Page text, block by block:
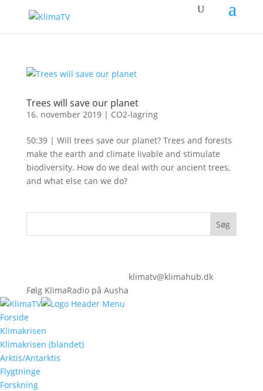
Trees will save our planet
16. november 2019| CO2-lagring
50:39 | Will trees save our planet? Trees and forests
make the earth and climate livable and stimulate
biodiversity. How do we deal with our ancient trees,
and what else can we do?
Følg KlimaRadio på Ausha
klimatv@klimahub.dk
Forside
Klimakrisen
Klimakrisen (blandet)
Arktis/Antarktis
Flygtninge
Forskning